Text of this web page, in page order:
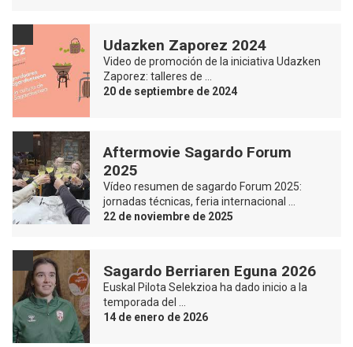
Udazken Zaporez 2024
Video de promoción de la iniciativa Udazken
Zaporez: talleres de …
20 de septiembre de 2024
Aftermovie Sagardo Forum
2025
Vídeo resumen de sagardo Forum 2025:
jornadas técnicas, feria internacional …
22 de noviembre de 2025
Sagardo Berriaren Eguna 2026
Euskal Pilota Selekzioa ha dado inicio a la
temporada del …
14 de enero de 2026